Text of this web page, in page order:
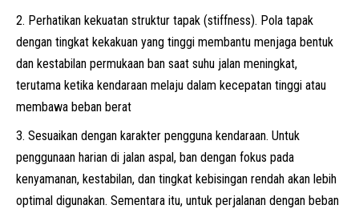
Perhatikan kekuatan struktur tapak (stiffness). Pola tapak
dengan tingkat kekakuan yang tinggi membantu menjaga bentuk
dan kestabilan permukaan ban saat suhu jalan meningkat,
terutama ketika kendaraan melaju dalam kecepatan tinggi atau
membawa beban berat
Sesuaikan dengan karakter pengguna kendaraan. Untuk
penggunaan harian di jalan aspal, ban dengan fokus pada
kenyamanan, kestabilan, dan tingkat kebisingan rendah akan lebih
optimal digunakan. Sementara itu, untuk perjalanan dengan beban